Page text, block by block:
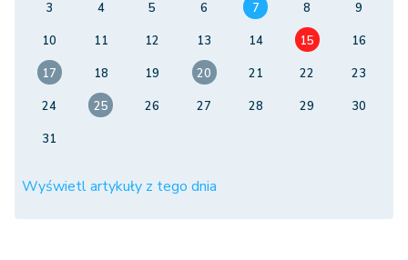
3
4 5 6 7 8
9
10
11 12 13 14 15
16
17
18 19 20 21 22
23
24
25 26 27 28 29
30
31
Wyświetl artykuły z tego dnia